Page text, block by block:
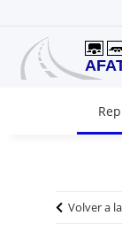
Volver a